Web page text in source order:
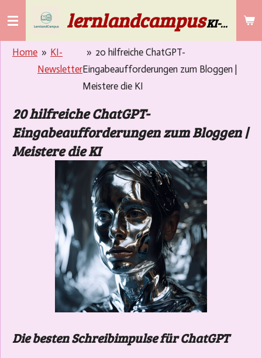
Zum
Hauptinhalt
springen
lernlandcampusKI-Lösungen für die Gebäudereinigung & Selbstständige ab 50
Home » KI-
Newsletter
» 20 hilfreiche ChatGPT-
Eingabeaufforderungen zum Bloggen |
Meistere die KI
20 hilfreiche ChatGPT-
Eingabeaufforderungen zum Bloggen |
Meistere die KI
Die besten Schreibimpulse für ChatGPT